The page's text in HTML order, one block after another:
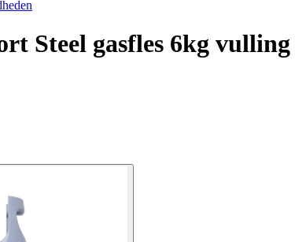
Steel gasfles 6kg vulling